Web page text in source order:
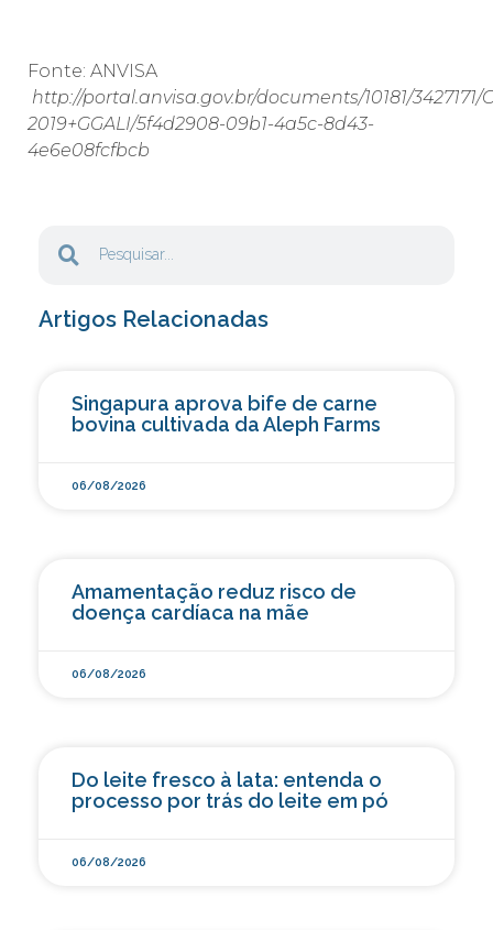
Fonte: ANVISA
http://portal.anvisa.gov.br/documents/10181/3427171/
2019+GGALI/5f4d2908-09b1-4a5c-8d43-
4e6e08fcfbcb
Artigos Relacionadas
Singapura aprova bife de carne
bovina cultivada da Aleph Farms
06/08/2026
Amamentação reduz risco de
doença cardíaca na mãe
06/08/2026
Do leite fresco à lata: entenda o
processo por trás do leite em pó
06/08/2026